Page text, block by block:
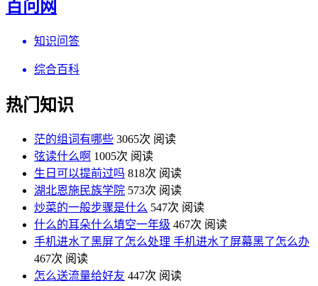
百问网
知识问答
综合百科
热门知识
茫的组词有哪些 3065次 阅读
弦读什么啊 1005次 阅读
生日可以提前过吗 818次 阅读
湖北恩施民族学院 573次 阅读
炒菜的一般步骤是什么 547次 阅读
什么的耳朵什么填空一年级 467次 阅读
手机进水了黑屏了怎么处理 手机进水了屏幕黑了怎么办
467次 阅读
怎么送流量给好友 447次 阅读